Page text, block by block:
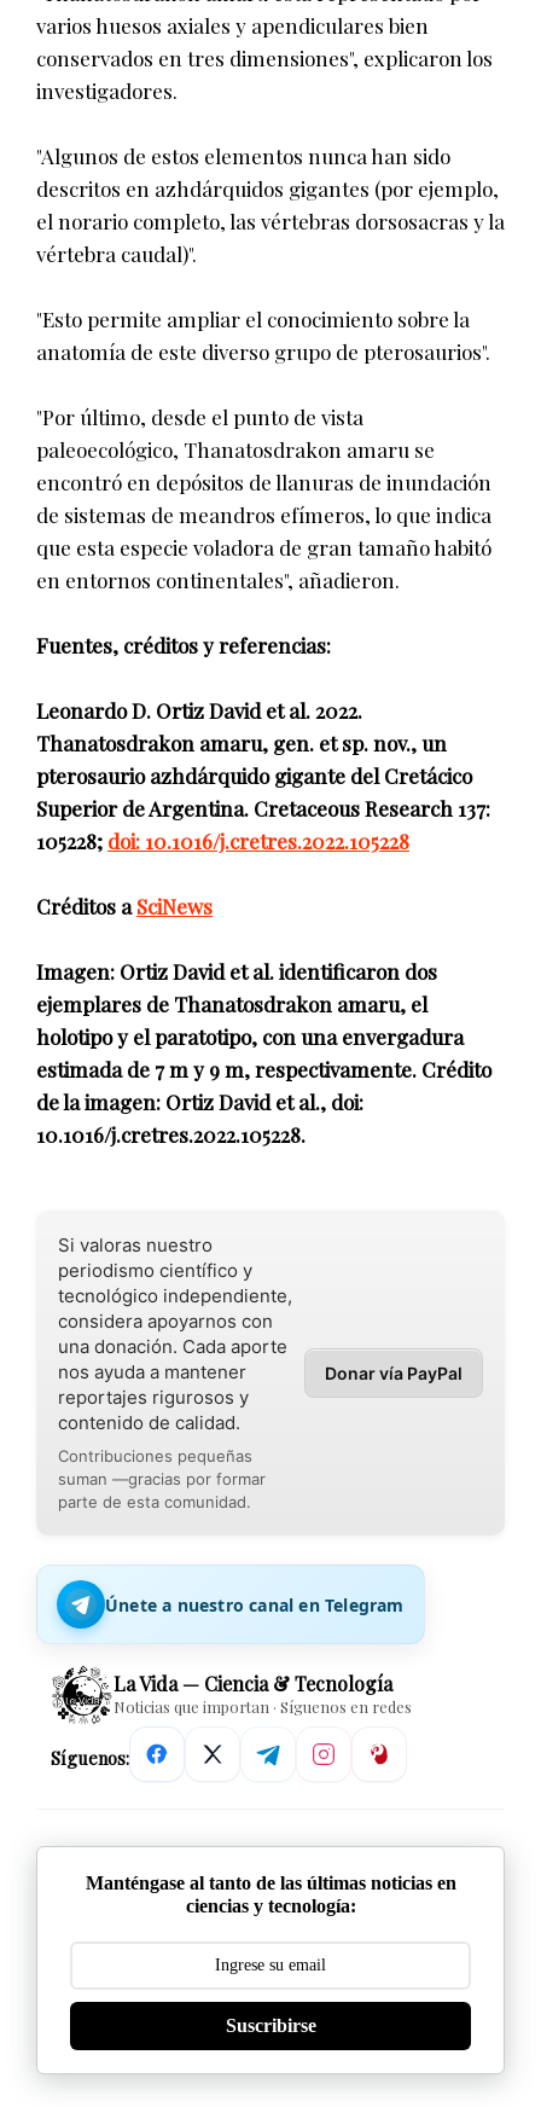
varios huesos axiales y apendiculares bien
conservados en tres dimensiones", explicaron los
investigadores.
"Algunos de estos elementos nunca han sido
descritos en azhdárquidos gigantes (por ejemplo,
el norario completo, las vértebras dorsosacras y la
vértebra caudal)".
"Esto permite ampliar el conocimiento sobre la
anatomía de este diverso grupo de pterosaurios".
"Por último, desde el punto de vista
paleoecológico, Thanatosdrakon amaru se
encontró en depósitos de llanuras de inundación
de sistemas de meandros efímeros, lo que indica
que esta especie voladora de gran tamaño habitó
en entornos continentales", añadieron.
Fuentes, créditos y referencias:
Leonardo D. Ortiz David et al. 2022.
Thanatosdrakon amaru, gen. et sp. nov., un
pterosaurio azhdárquido gigante del Cretácico
Superior de Argentina. Cretaceous Research 137:
105228; doi: 10.1016/j.cretres.2022.105228
Créditos aSciNews
Imagen: Ortiz David et al. identificaron dos
ejemplares de Thanatosdrakon amaru, el
holotipo y el paratotipo, con una envergadura
estimada de 7 m y 9 m, respectivamente. Crédito
de la imagen: Ortiz David et al., doi:
10.1016/j.cretres.2022.105228.
Si valoras nuestro
periodismo científico y
tecnológico independiente,
considera apoyarnos con
una donación. Cada aporte
nos ayuda a mantener
reportajes rigurosos y
contenido de calidad.
Contribuciones pequeñas
suman —gracias por formar
parte de esta comunidad.
Donar vía PayPal
Únete a nuestro canal en Telegram
La Vida — Ciencia & Tecnología
Noticias que importan · Síguenos en redes
Síguenos:
Manténgase al tanto de las últimas noticias en
ciencias y tecnología:
Suscribirse